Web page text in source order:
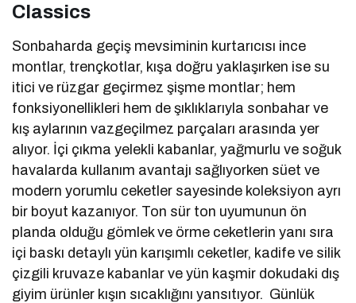
Classics
Sonbaharda geçiş mevsiminin kurtarıcısı ince
montlar, trençkotlar, kışa doğru yaklaşırken ise su
itici ve rüzgar geçirmez şişme montlar; hem
fonksiyonellikleri hem de şıklıklarıyla sonbahar ve
kış aylarının vazgeçilmez parçaları arasında yer
alıyor. İçi çıkma yelekli kabanlar, yağmurlu ve soğuk
havalarda kullanım avantajı sağlıyorken süet ve
modern yorumlu ceketler sayesinde koleksiyon ayrı
bir boyut kazanıyor. Ton sür ton uyumunun ön
planda olduğu gömlek ve örme ceketlerin yanı sıra
içi baskı detaylı yün karışımlı ceketler, kadife ve silik
çizgili kruvaze kabanlar ve yün kaşmir dokudaki dış
giyim ürünler kışın sıcaklığını yansıtıyor. Günlük